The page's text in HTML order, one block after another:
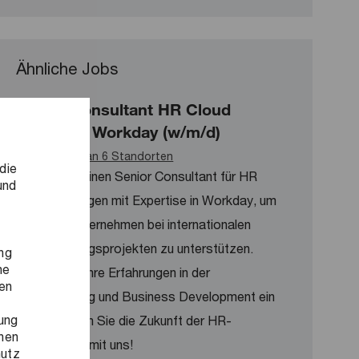
Ähnliche Jobs
Senior Consultant HR Cloud
Solutions Workday (w/m/d)
Verfügbar an 6 Standorten
Wir suchen einen Senior Consultant für HR
Cloud Lösungen mit Expertise in Workday, um
führende Unternehmen bei internationalen
Digitalisierungsprojekten zu unterstützen.
Bringen Sie Ihre Erfahrungen in der
Projektleitung und Business Development ein
und gestalten Sie die Zukunft der HR-
Technologie mit uns!